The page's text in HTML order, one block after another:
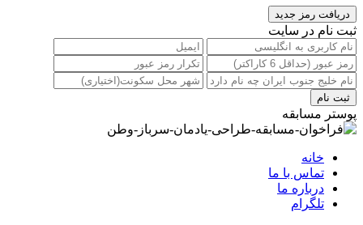
ثبت نام در سایت
پوستر مسابقه
خانه
تماس با ما
درباره ما
تلگرام